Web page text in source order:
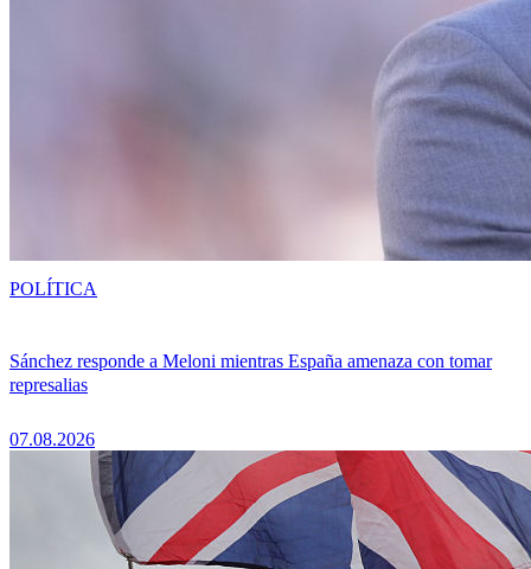
Sánchez responde a Meloni mientras España amenaza con tomar
represalias
07.08.2026
POLÍTICA